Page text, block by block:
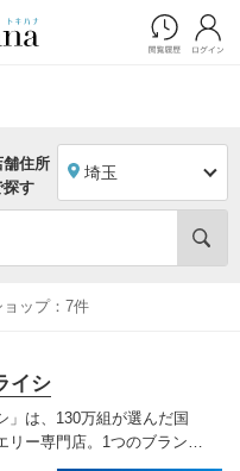
舗住所
探す
埼玉
ップ：7件
イシ
」は、130万組が選んだ国
リー専門店。1つのブランド
上の豊富なデザインを取り